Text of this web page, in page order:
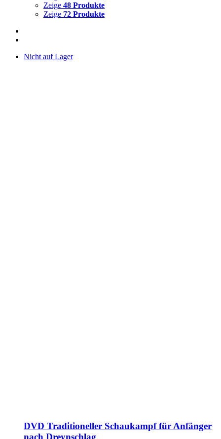
Zeige 48 Produkte
Zeige 72 Produkte
Nicht auf Lager
DVD Traditioneller Schaukampf für Anfänger
nach Dreynschlag